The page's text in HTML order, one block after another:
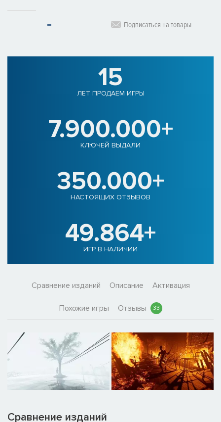
Подписаться на товары
15
ЛЕТ ПРОДАЕМ ИГРЫ
7.900.000+
КЛЮЧЕЙ ВЫДАЛИ
350.000+
НАСТОЯЩИХ ОТЗЫВОВ
49.864+
ИГР В НАЛИЧИИ
Сравнение изданий Описание Активация
Похожие игры Отзывы 33
Сравнение изданий